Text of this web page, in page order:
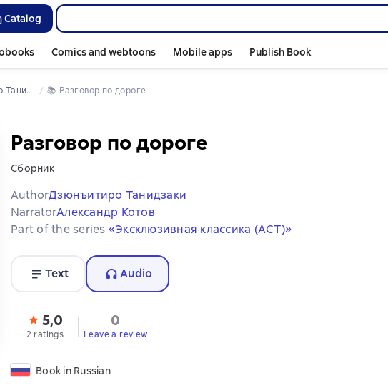
Catalog
Comics and webtoons Mobile apps Publish Book
📚 Разговор по дороге
Разговор по дороге
Сборник
AuthorДзюнъитиро Танидзаки
NarratorАлександр Котов
Part of the series «Эксклюзивная классика (АСТ)»
Text Audio
5,0
2 ratings
0
Leave a review
Book in Russian